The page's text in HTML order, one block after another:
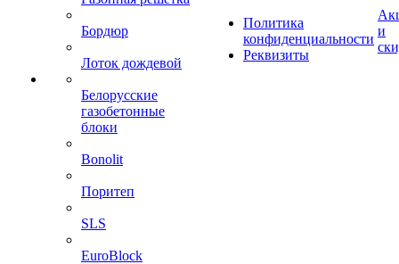
Бордюр
Лоток дождевой
Белорусские
газобетонные
блоки
Bonolit
Поритеп
SLS
EuroBlock
Политика
конфиденциальности
Реквизиты
и